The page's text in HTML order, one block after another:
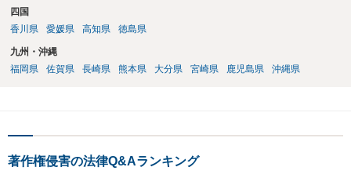
四国
香川県
愛媛県 高知県 徳島県
九州・沖縄
福岡県
佐賀県 長崎県 熊本県 大分県 宮崎県 鹿児島県 沖縄県
著作権侵害の法律Q&Aランキング